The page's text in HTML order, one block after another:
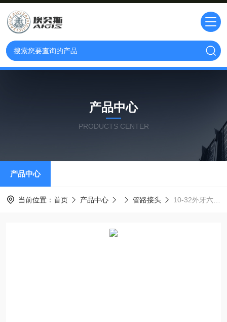
产品中心
PRODUCTS CENTER
产品中心
当前位置： 首页 产品中心 管路接头 10-32外牙六角锥接手/接头